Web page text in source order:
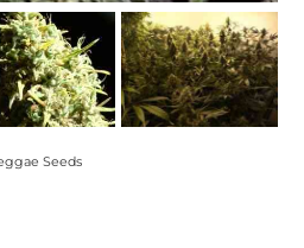
Seeds